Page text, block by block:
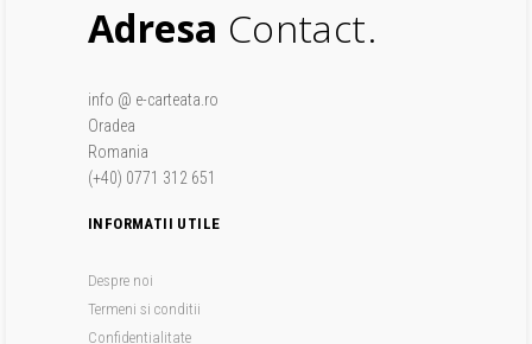
Adresa Contact.
info @ e-carteata.ro
Oradea
Romania
(+40) 0771 312 651
INFORMATII UTILE
Despre noi
Termeni si conditii
Confidentialitate